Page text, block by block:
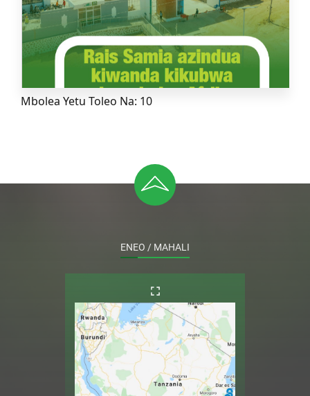
Mbolea Yetu Toleo Na: 10
ENEO / MAHALI